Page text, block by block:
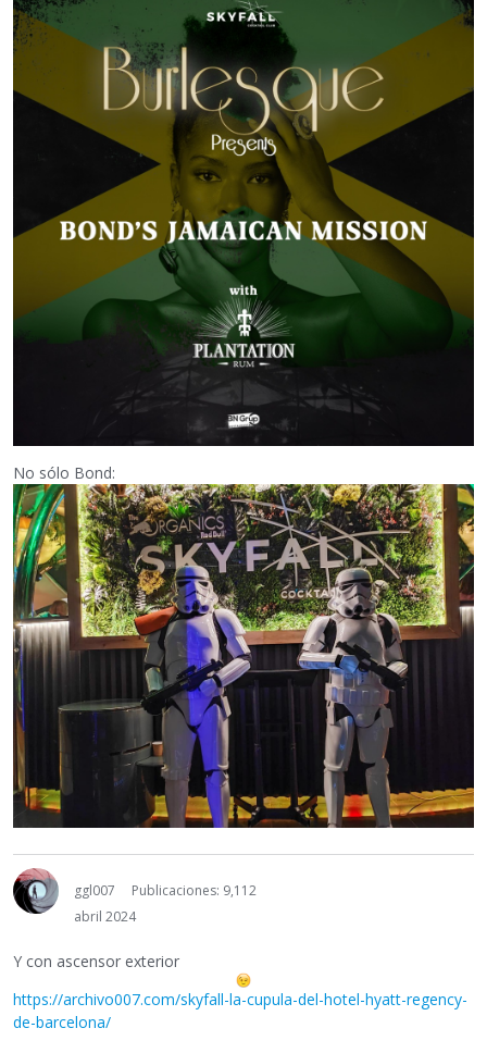
No sólo Bond:
ggl007
Publicaciones: 9,112
abril 2024
Y con ascensor exterior
https://archivo007.com/skyfall-la-cupula-del-hotel-hyatt-regency-
de-barcelona/